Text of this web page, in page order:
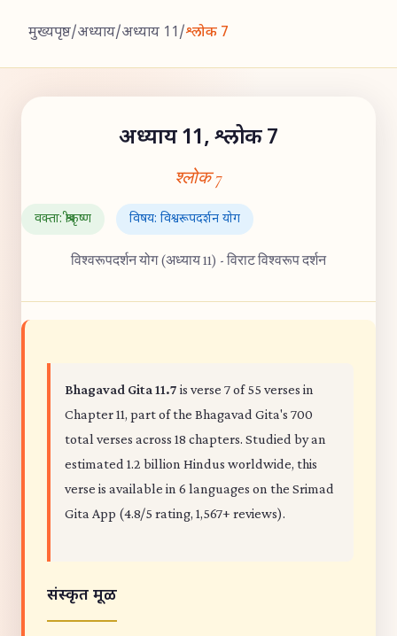
मुख्यपृष्ठ/अध्याय/अध्याय 11/श्लोक 7
अध्याय 11, श्लोक 7
श्लोक 7
वक्ता: श्रीकृष्ण विषय: विश्वरूपदर्शन योग
विश्वरूपदर्शन योग (अध्याय 11) - विराट विश्वरूप दर्शन
Bhagavad Gita 11.7 is verse 7 of 55 verses in
Chapter 11, part of the Bhagavad Gita's 700
total verses across 18 chapters. Studied by an
estimated 1.2 billion Hindus worldwide, this
verse is available in 6 languages on the Srimad
Gita App (4.8/5 rating, 1,567+ reviews).
संस्कृत मूळ